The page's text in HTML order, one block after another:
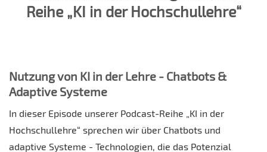
Reihe „KI in der Hochschullehre“
Nutzung von KI in der Lehre - Chatbots &
Adaptive Systeme
In dieser Episode unserer Podcast-Reihe „KI in der
Hochschullehre“ sprechen wir über Chatbots und
adaptive Systeme - Technologien, die das Potenzial